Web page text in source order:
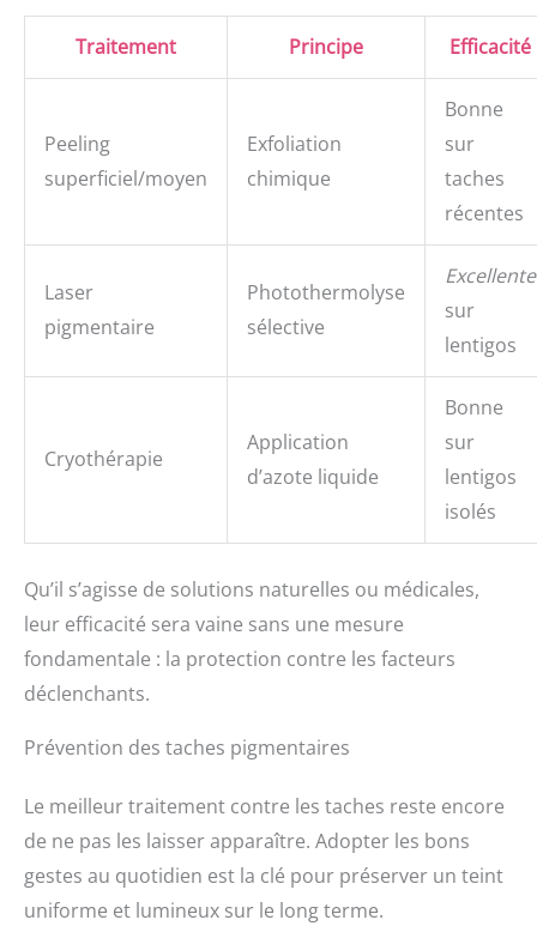
Traitement Principe Efficacité
Peeling
superficiel/moyen
Exfoliation
chimique
Bonne
sur
taches
récentes
Laser
pigmentaire
Photothermolyse
sélective
Excellente
sur
lentigos
Cryothérapie
Application
d’azote liquide
Bonne
sur
lentigos
isolés
Qu’il s’agisse de solutions naturelles ou médicales,
leur efficacité sera vaine sans une mesure
fondamentale : la protection contre les facteurs
déclenchants.
Prévention des taches pigmentaires
Le meilleur traitement contre les taches reste encore
de ne pas les laisser apparaître. Adopter les bons
gestes au quotidien est la clé pour préserver un teint
uniforme et lumineux sur le long terme.